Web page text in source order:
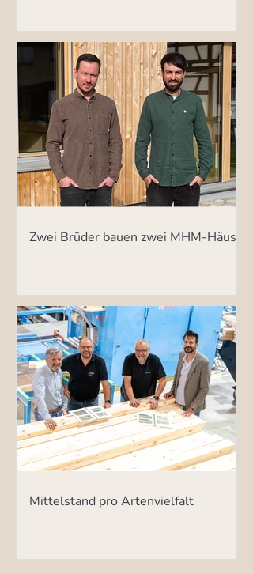
Zwei Brüder bauen zwei MHM-Häuser
Mittelstand pro Artenvielfalt